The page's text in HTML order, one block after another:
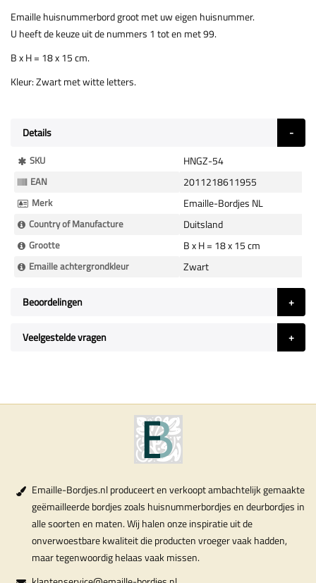
Emaille huisnummerbord groot met uw eigen huisnummer.
U heeft de keuze uit de nummers 1 tot en met 99.
B x H = 18 x 15 cm.
Kleur: Zwart met witte letters.
Details
Meer
Informatie
SKU HNGZ-54
EAN 2011218611955
Merk Emaille-Bordjes NL
Country of Manufacture Duitsland
Grootte B x H = 18 x 15 cm
Emaille achtergrondkleur Zwart
Beoordelingen
Veelgestelde vragen
Emaille-Bordjes.nl produceert en verkoopt ambachtelijk gemaakte
geëmailleerde bordjes zoals huisnummerbordjes en deurbordjes in
alle soorten en maten. Wij halen onze inspiratie uit de
onverwoestbare kwaliteit die producten vroeger vaak hadden,
maar tegenwoordig helaas vaak missen.